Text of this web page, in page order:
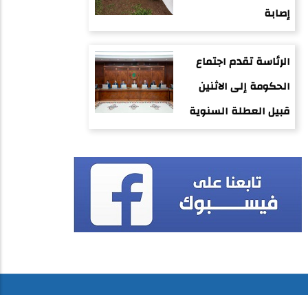
إصابة
الرئاسة تقدم اجتماع
الحكومة إلى الاثنين
قبيل العطلة السنوية